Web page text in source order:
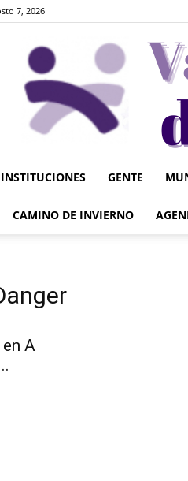
7, 2026
INSTITUCIONES GENTE
CAMINO DE INVIERNO
A